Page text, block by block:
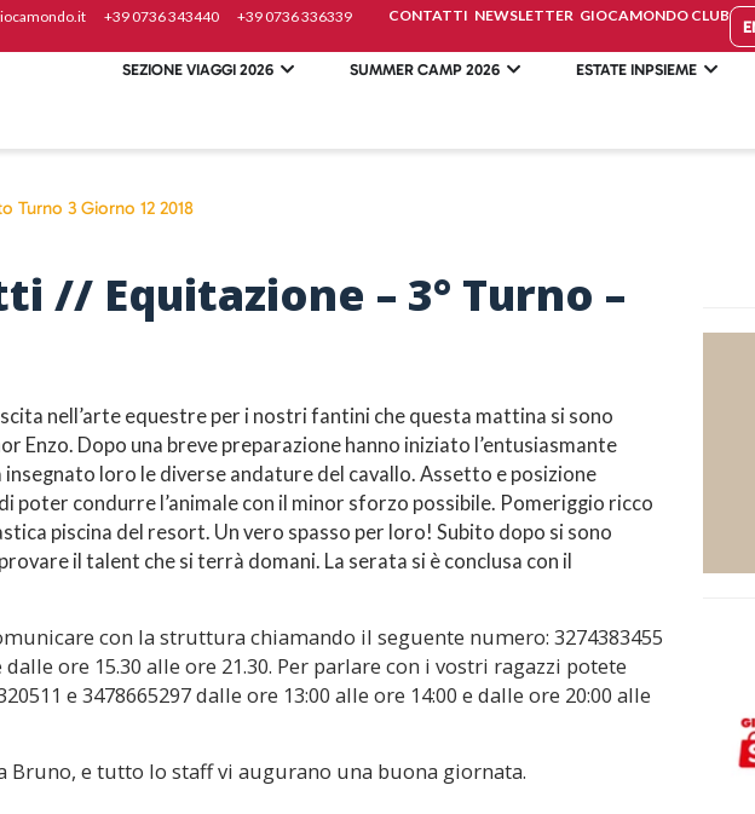
+39 07 36 343440 +39 0736 336339 CONTATTI NEWSLETTER GIOCAMONDO CLUB
SEZIONE VIAGGI 2026 SUMMER CAMP 2026 ESTATE INPSIEME
Turno 3 Giorno 12 2018
// Equitazione – 3° Turno –
nell’arte equestre per i nostri fantini che questa mattina si sono
Enzo. Dopo una breve preparazione hanno iniziato l’entusiasmante
insegnato loro le diverse andature del cavallo. Assetto e posizione
poter condurre l’animale con il minor sforzo possibile. Pomeriggio ricco
piscina del resort. Un vero spasso per loro! Subito dopo si sono
il talent che si terrà domani. La serata si è conclusa con il
con la struttura chiamando il seguente numero: 3274383455
dalle ore 15.30 alle ore 21.30. Per parlare con i vostri ragazzi potete
e 3478665297 dalle ore 13:00 alle ore 14:00 e dalle ore 20:00 alle
e tutto lo staff vi augurano una buona giornata.